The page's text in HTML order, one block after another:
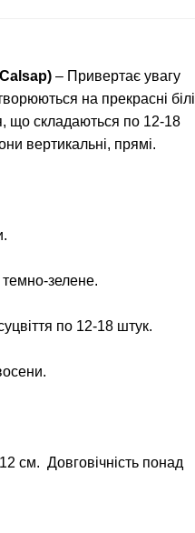
– Привертає увагу
на прекрасні білі
що складаються по 12-18
вертикальні, прямі.
темно-зелене.
по 12-18 штук.
см. Довговічність понад